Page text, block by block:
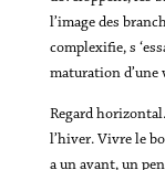
l’image des
complexifie, s
maturation d’une
Regard
l’hiver. Vivre le
a un avant, un